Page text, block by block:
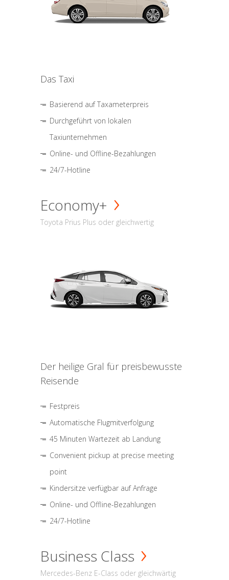
Das Taxi
Basierend auf Taxameterpreis
Durchgeführt von lokalen
Taxiunternehmen
Online- und Offline-Bezahlungen
24/7-Hotline
Economy+
Toyota Prius Plus oder gleichwertig
Der heilige Gral für preisbewusste
Reisende
Festpreis
Automatische Flugmitverfolgung
45 Minuten Wartezeit ab Landung
Convenient pickup at precise meeting
point
Kindersitze verfügbar auf Anfrage
Online- und Offline-Bezahlungen
24/7-Hotline
Business Class
Mercedes-Benz E-Class oder gleichwärtig